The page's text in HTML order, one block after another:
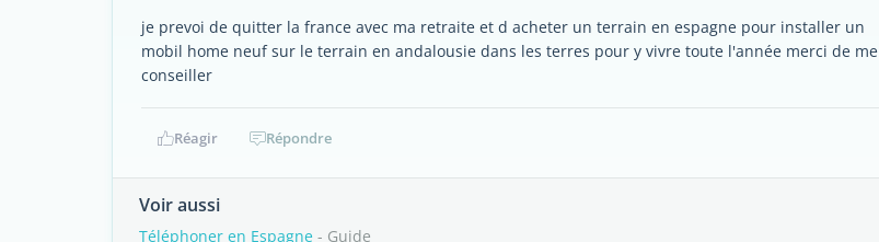
je prevoi de quitter la france avec ma retraite et d acheter un terrain en espagne pour installer un
mobil home neuf sur le terrain en andalousie dans les terres pour y vivre toute l'année merci de me
conseiller
Réagir Répondre
Voir aussi
Téléphoner en Espagne - Guide